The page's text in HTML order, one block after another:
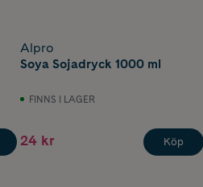
Alpro
Soya Sojadryck 1000 ml
FINNS I LAGER
24 kr Köp